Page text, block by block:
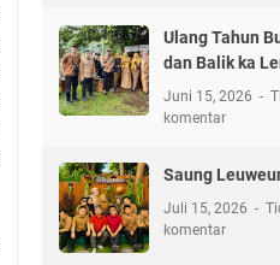
Ulang Tahun
dan Balik ka
Juni 15, 2026
komentar
Saung
Juli 15, 2026
komentar